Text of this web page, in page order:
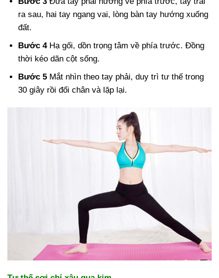
ra sau, hai tay ngang vai, lòng bàn tay hướng xuống
đất.
Bước 4Hạ gối, dồn trọng tâm về phía trước. Đồng
thời kéo dãn cột sống.
Bước 5 Mắt nhìn theo tay phải, duy trì tư thế trong
30 giây rồi đổi chân và lặp lại.